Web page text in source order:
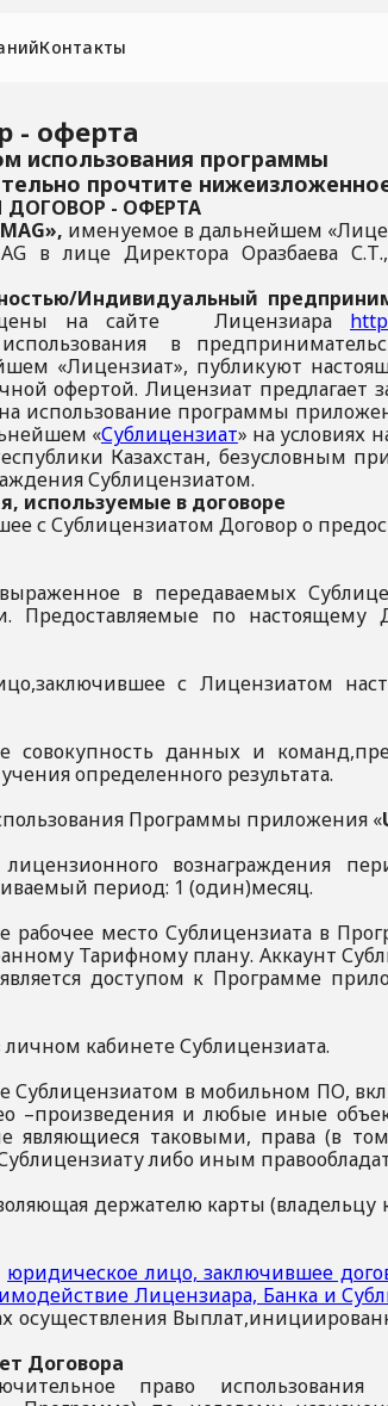
Контакты
- оферта
использования программы
прочтите
- ОФЕРТА
именуемое в дальнейшем
в лице Директора Оразбаева
Индивидуальный
на сайте Лицензиара
в
«Лицензиат», публикуют
офертой. Лицензиат предлагает
использование программы
«Сублицензиат» на условиях
Казахстан, безусловным
Сублицензиатом.
используемые в договоре
с Сублицензиатом Договор о
в передаваемых
Предоставляемые по настоящему
с Лицензиатом
совокупность данных и
определенного результата.
Программы приложения «
вознаграждения
период: 1 (один)месяц.
рабочее место Сублицензиата в
Тарифному плану. Аккаунт
доступом к Программе
кабинете Сублицензиата.
Сублицензиатом в мобильном ПО,
–произведения и любые иные
являющиеся таковыми, права (в
либо иным
держателю карты (владельцу
юридическое лицо, заключившее
Лицензиара, Банка и
осуществления
Договора
право использования